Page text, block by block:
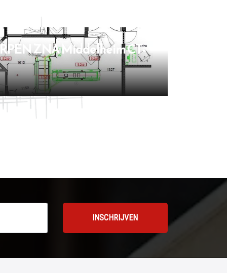
ZNA Middelheim CT-